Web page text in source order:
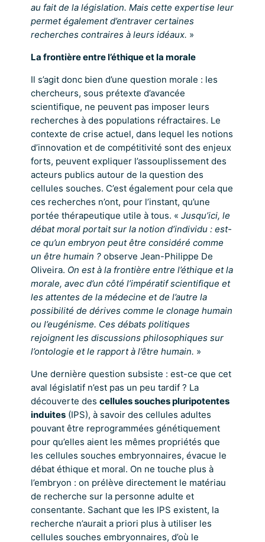
au fait de la législation. Mais cette expertise leur
permet également d’entraver certaines
recherches contraires à leurs idéaux. »
La frontière entre l’éthique et la morale
Il s’agit donc bien d’une question morale : les
chercheurs, sous prétexte d’avancée
scientifique, ne peuvent pas imposer leurs
recherches à des populations réfractaires. Le
contexte de crise actuel, dans lequel les notions
d’innovation et de compétitivité sont des enjeux
forts, peuvent expliquer l’assouplissement des
acteurs publics autour de la question des
cellules souches. C’est également pour cela que
ces recherches n’ont, pour l’instant, qu’une
portée thérapeutique utile à tous. « Jusqu’ici, le
débat moral portait sur la notion d’individu : est-
ce qu’un embryon peut être considéré comme
un être humain ? observe Jean-Philippe De
Oliveira. On est à la frontière entre l’éthique et la
morale, avec d’un côté l’impératif scientifique et
les attentes de la médecine et de l’autre la
possibilité de dérives comme le clonage humain
ou l’eugénisme. Ces débats politiques
rejoignent les discussions philosophiques sur
l’ontologie et le rapport à l’être humain. »
Une dernière question subsiste : est-ce que cet
aval législatif n’est pas un peu tardif ? La
découverte des cellules souches pluripotentes
induites (IPS), à savoir des cellules adultes
pouvant être reprogrammées génétiquement
pour qu’elles aient les mêmes propriétés que
les cellules souches embryonnaires, évacue le
débat éthique et moral. On ne touche plus à
l’embryon : on prélève directement le matériau
de recherche sur la personne adulte et
consentante. Sachant que les IPS existent, la
recherche n’aurait a priori plus à utiliser les
cellules souches embryonnaires, d’où le